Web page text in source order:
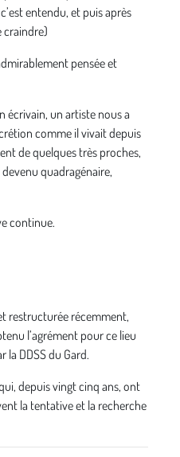
entendu, et puis après
craindre)
pensée et
écrivain, un artiste nous a
comme il vivait depuis
de quelques très proches,
quadragénaire,
continue.
restructurée récemment,
l’agrément pour ce lieu
la DDSS du Gard.
depuis vingt cinq ans, ont
la tentative et la recherche